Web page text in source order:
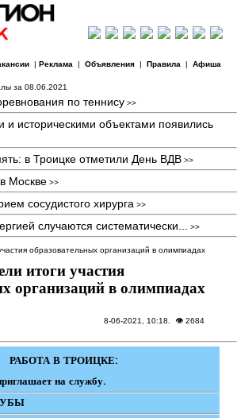
| Реклама | Объявления| Правила | Афиша
за 08.06.2021
по теннису >>
и историческими объектами появились
в Троицке отметили День ВДВ >>
Москве >>
сосудистого хирурга >>
случаются систематически... >>
итоги участия
организаций в олимпиадах
8-06-2021, 10:18 . 👁 2684
РАБОТА В ТРОИЦКЕ:
на службу.